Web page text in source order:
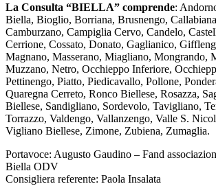
La Consulta “BIELLA” comprende:
Biella, Bioglio, Borriana, Brusnengo,
Camburzano, Campiglia Cervo, Candelo,
Cerrione, Cossato, Donato, Gaglianico,
Magnano, Masserano, Miagliano, Mongrando,
Muzzano, Netro, Occhieppo Inferiore,
Pettinengo, Piatto, Piedicavallo, Pollone,
Quaregna Cerreto, Ronco Biellese, Rosazza,
Biellese, Sandigliano, Sordevolo, Tavigliano,
Torrazzo, Valdengo, Vallanzengo, Valle S.
Vigliano Biellese, Zimone, Zubiena, Zumaglia.
Portavoce: Augusto Gaudino – Fand
Biella ODV
Consigliera referente: Paola Insalata